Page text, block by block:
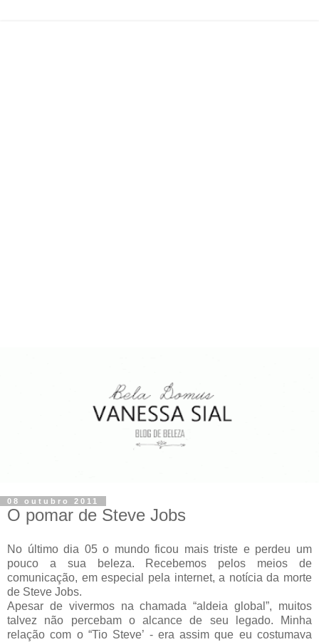
08 outubro 2011
O pomar de Steve Jobs
No último dia 05 o mundo ficou mais triste e perdeu um
pouco a sua beleza. Recebemos pelos meios de
comunicação, em especial pela internet, a notícia da morte
de Steve Jobs.
Apesar de vivermos na chamada “aldeia global”, muitos
talvez não percebam o alcance de seu legado. Minha
relação com o “Tio Steve’ - era assim que eu costumava